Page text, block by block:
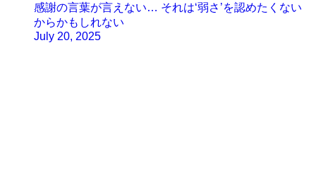
感謝の言葉が言えない… それは‘弱さ’を認めたくない
からかもしれない
July 20, 2025